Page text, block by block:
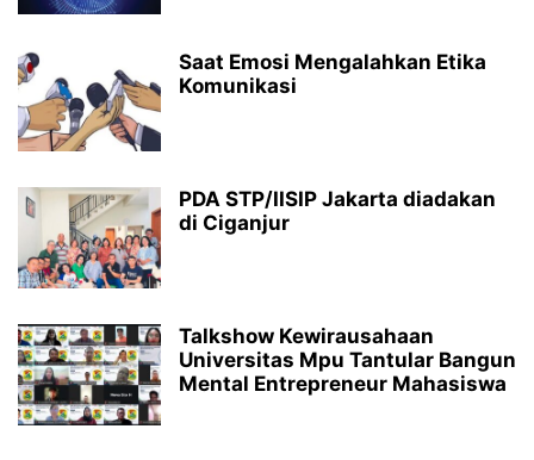
Saat Emosi Mengalahkan Etika
Komunikasi
PDA STP/IISIP Jakarta diadakan
di Ciganjur
Talkshow Kewirausahaan
Universitas Mpu Tantular Bangun
Mental Entrepreneur Mahasiswa